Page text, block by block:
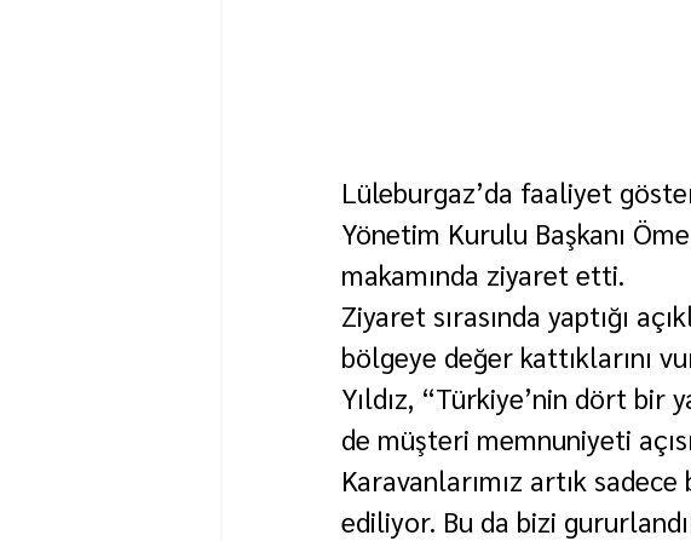
Lüleburgaz’da faaliyet
Yönetim Kurulu Başkanı
makamında ziyaret etti.
Ziyaret sırasında yaptığı
bölgeye değer kattıklarını
Yıldız, “Türkiye’nin dört bir
de müşteri memnuniyeti
Karavanlarımız artık
ediliyor. Bu da bizi